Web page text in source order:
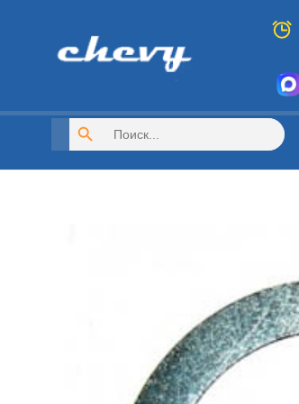
содержимому
Search
for:
Search Button